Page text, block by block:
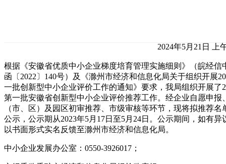
2024年5月21日 上
根据《安徽省优质中小企业梯度培育管理实施细则》（皖经信
函〔2022〕140号）及《滁州市经济和信息化局关于组织开展
一批创新型中小企业评价工作的通知》要求，我局组织开展了
第一批安徽省创新型中小企业评价推荐工作。经企业自愿申报
（市、区）及园区初审推荐、市级审核等环节，现将拟推荐名
公示，公示期从2023年5月17日至5月24日。公示期间，如有异
以书面形式实名反馈至滁州市经济和信息化局。
中小企业发展办公室：0550-3926017；